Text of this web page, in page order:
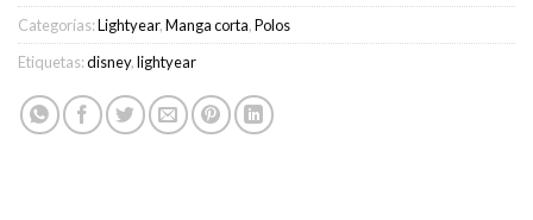
Categorías:Lightyear,Manga corta,Polos
Etiquetas:disney,lightyear